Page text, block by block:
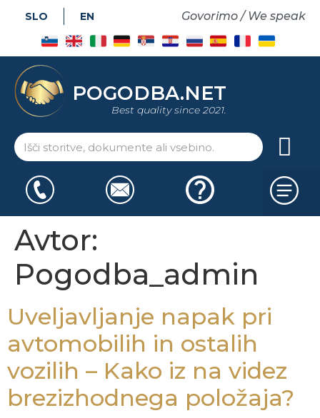
SLO EN Govorimo / We speak
POGODBA.NET
Best quality since 2021.
Avtor:
Pogodba_admin
Uveljavljanje napak pri
avtomobilih in ostalih
vozilih – Kako iz na videz
brezizhodnega položaja?